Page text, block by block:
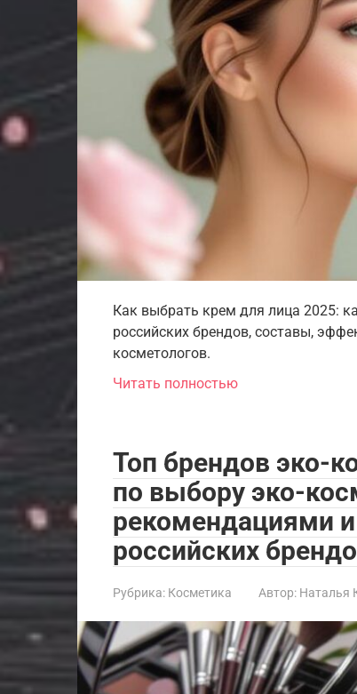
Как выбрать крем для лица 2025:
российских брендов, составы,
косметологов.
Читать полностью
Топ брендов эко-
по выбору эко-
рекомендациями
российских
Рубрика: Косметика Автор: Наталья